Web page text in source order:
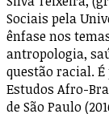
Sociais pela
ênfase nos
antropologia,
questão racial.
Estudos Afro-
de São Paulo